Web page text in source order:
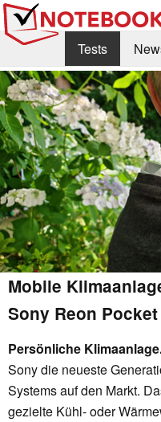
Tests
Benchmarks & Tech
Kaufberatung
Deals
Forum
Mobile
Sony Reon
Persönliche
Sony die neueste
Systems auf den Markt.
gezielte Kühl- oder